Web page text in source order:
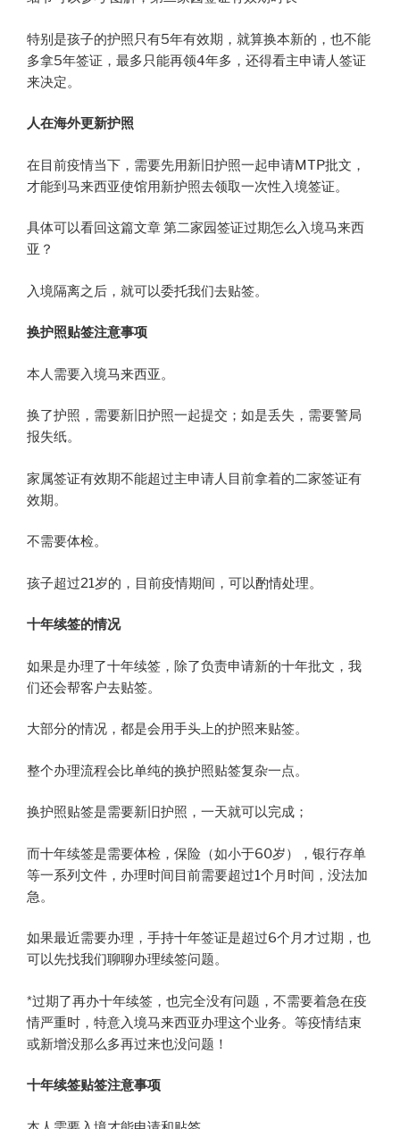
特别是孩子的护照只有5年有效期，就算换本新的，也不能
多拿5年签证，最多只能再领4年多，还得看主申请人签证
来决定。
人在海外更新护照
在目前疫情当下，需要先用新旧护照一起申请MTP批文，
才能到马来西亚使馆用新护照去领取一次性入境签证。
具体可以看回这篇文章 第二家园签证过期怎么入境马来西
亚？
入境隔离之后，就可以委托我们去贴签。
换护照贴签注意事项
本人需要入境马来西亚。
换了护照，需要新旧护照一起提交；如是丢失，需要警局
报失纸。
家属签证有效期不能超过主申请人目前拿着的二家签证有
效期。
不需要体检。
孩子超过21岁的，目前疫情期间，可以酌情处理。
十年续签的情况
如果是办理了十年续签，除了负责申请新的十年批文，我
们还会帮客户去贴签。
大部分的情况，都是会用手头上的护照来贴签。
整个办理流程会比单纯的换护照贴签复杂一点。
换护照贴签是需要新旧护照，一天就可以完成；
而十年续签是需要体检，保险（如小于60岁），银行存单
等一系列文件，办理时间目前需要超过1个月时间，没法加
急。
如果最近需要办理，手持十年签证是超过6个月才过期，也
可以先找我们聊聊办理续签问题。
*过期了再办十年续签，也完全没有问题，不需要着急在疫
情严重时，特意入境马来西亚办理这个业务。等疫情结束
或新增没那么多再过来也没问题！​
十年续签贴签注意事项